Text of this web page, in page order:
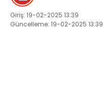
Giriş: 19-02-2025 13:39
Güncelleme: 19-02-2025 13:39